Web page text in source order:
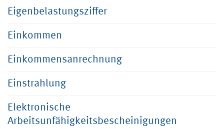
Eigenbelastungsziffer
Einkommen
Einkommensanrechnung
Einstrahlung
Elektronische
Arbeitsunfähigkeitsbescheinigungen